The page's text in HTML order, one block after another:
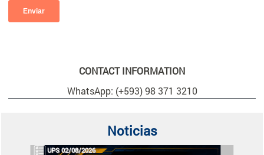
CONTACT INFORMATION
WhatsApp: (+593) 98 371 3210
Noticias
UPS 02/08/2026